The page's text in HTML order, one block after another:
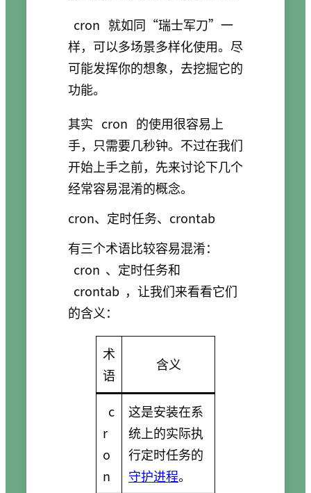
cron 就如同“瑞士军刀”一
样，可以多场景多样化使用。尽
可能发挥你的想象，去挖掘它的
功能。
其实 cron 的使用很容易上
手，只需要几秒钟。不过在我们
开始上手之前，先来讨论下几个
经常容易混淆的概念。
cron、定时任务、crontab
有三个术语比较容易混淆：
cron 、定时任务和
crontab ，让我们来看看它们
的含义：
术
语
含义
c
r
o
n
这是安装在系
统上的实际执
行定时任务的
守护进程。